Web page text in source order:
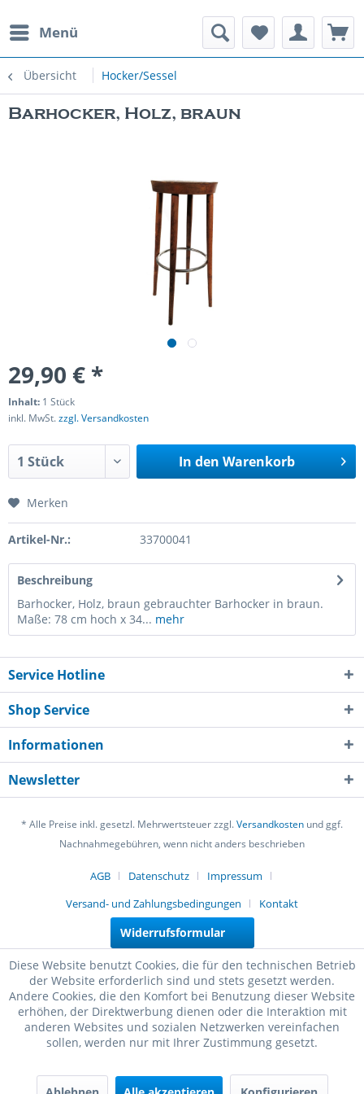
Menü
Übersicht Hocker/Sessel
Spielautomaten
Barhocker, Holz, braun
29,90 € *
Inhalt: 1 Stück
inkl. MwSt.zzgl. Versandkosten
In den Warenkorb
Merken
Artikel-Nr.: 33700041
Beschreibung
Barhocker, Holz, braun gebrauchter Barhocker in braun.
Maße: 78 cm hoch x 34... mehr
Service Hotline
Shop Service
Informationen
Newsletter
* Alle Preise inkl. gesetzl. Mehrwertsteuer zzgl.Versandkosten und ggf.
Nachnahmegebühren, wenn nicht anders beschrieben
AGB Datenschutz
Impressum
Versand- und Zahlungsbedingungen
Kontakt
Widerrufsformular
Diese Website benutzt Cookies, die für den technischen Betrieb
der Website erforderlich sind und stets gesetzt werden.
Andere Cookies, die den Komfort bei Benutzung dieser Website
erhöhen, der Direktwerbung dienen oder die Interaktion mit
anderen Websites und sozialen Netzwerken vereinfachen
sollen, werden nur mit Ihrer Zustimmung gesetzt.